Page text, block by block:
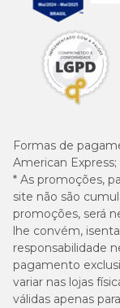
Formas de
American
* As promoções,
site não são
promoções, será
lhe convém,
responsabilidade
pagamento
variar nas lojas
válidas apenas